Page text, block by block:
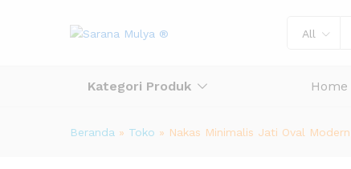
All
Kategori Produk Home
Beranda » Toko » Nakas Minimalis Jati Oval Modern